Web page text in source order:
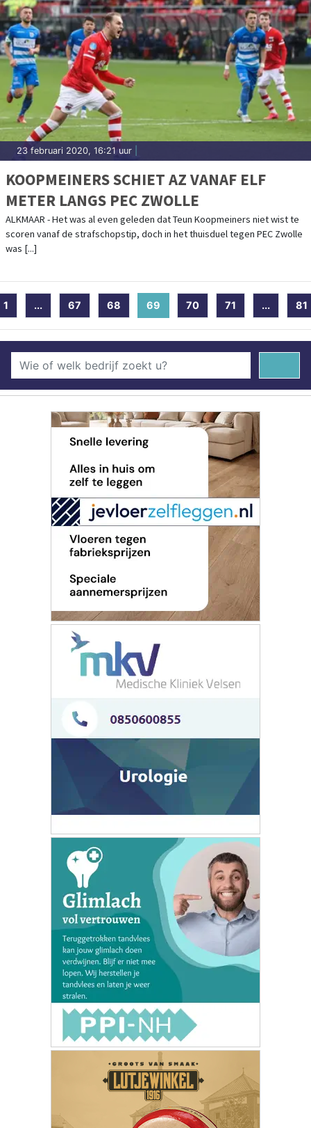
23 februari 2020, 16:21 uur
KOOPMEINERS SCHIET AZ VANAF ELF
METER LANGS PEC ZWOLLE
ALKMAAR - Het was al even geleden dat Teun Koopmeiners niet wist te
scoren vanaf de strafschopstip, doch in het thuisduel tegen PEC Zwolle
was [...]
1 ... 67 68 69 (current)
70 71 ... 81